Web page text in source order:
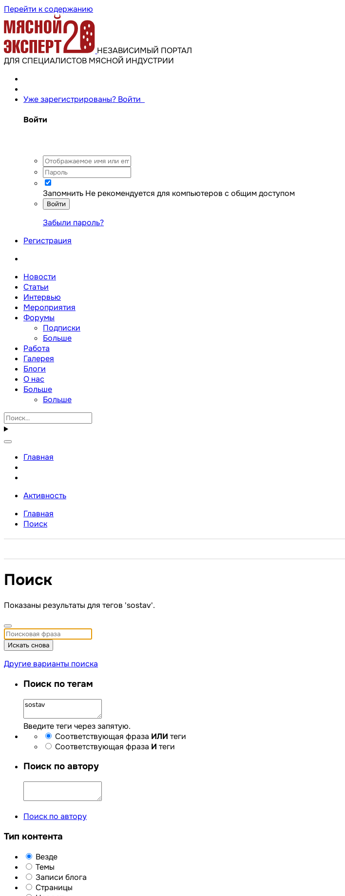
Перейти к содержанию
НЕЗАВИСИМЫЙ ПОРТАЛ
ДЛЯ СПЕЦИАЛИСТОВ МЯСНОЙ ИНДУСТРИИ
Уже зарегистрированы? Войти
Войти
Запомнить Не рекомендуется для компьютеров с общим доступом
Войти
Забыли пароль?
Регистрация
Новости
Статьи
Интервью
Мероприятия
Форумы
Подписки
Больше
Работа
Галерея
Блоги
О нас
Больше
Больше
Главная
Активность
Главная
Поиск
Поиск
Показаны результаты для тегов 'sostav'.
Искать снова
Другие варианты поиска
Поиск по тегам
Введите теги через запятую.
Соответствующая фраза ИЛИ теги
Соответствующая фраза И теги
Поиск по автору
Поиск по автору
Тип контента
Везде
Темы
Записи блога
Страницы